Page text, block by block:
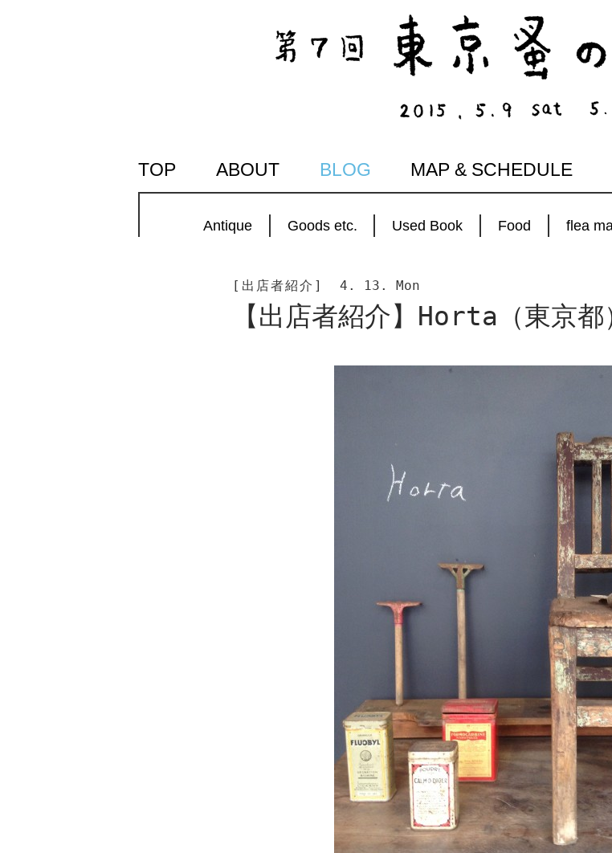
TOP ABOUT BLOG MAP & SCHEDULE
Antique Goods etc. Used Book Food flea
[出店者紹介] 4. 13. Mon
【出店者紹介】Horta（東京都